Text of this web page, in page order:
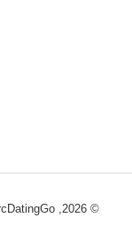
© 2026, GrcDatingGo |